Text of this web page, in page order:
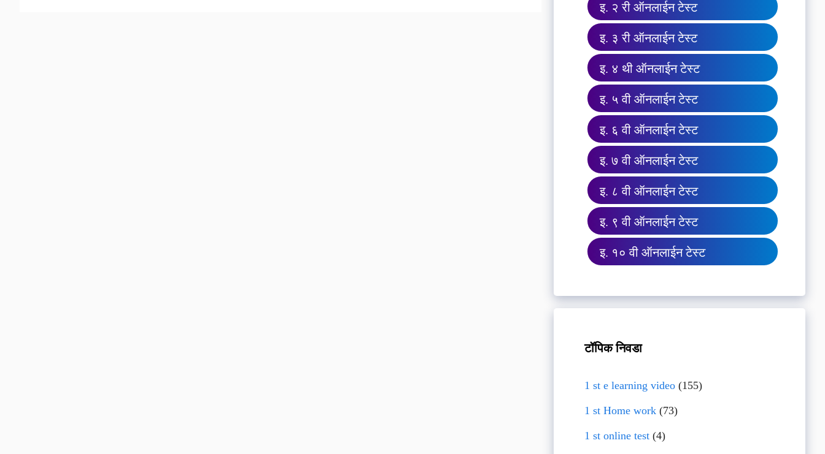
इ. २ री ऑनलाईन टेस्ट
इ. ३ री ऑनलाईन टेस्ट
इ. ४ थी ऑनलाईन टेस्ट
इ. ५ वी ऑनलाईन टेस्ट
इ. ६ वी ऑनलाईन टेस्ट
इ. ७ वी ऑनलाईन टेस्ट
इ. ८ वी ऑनलाईन टेस्ट
इ. ९ वी ऑनलाईन टेस्ट
इ. १० वी ऑनलाईन टेस्ट
टॉपिक निवडा
1 st e learning video(155)
1 st Home work(73)
1 st online test(4)